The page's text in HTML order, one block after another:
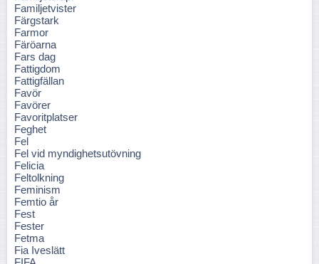
Familjetvister
Färgstark
Farmor
Färöarna
Fars dag
Fattigdom
Fattigfällan
Favör
Favörer
Favoritplatser
Feghet
Fel
Fel vid myndighetsutövning
Felicia
Feltolkning
Feminism
Femtio år
Fest
Fester
Fetma
Fia Iveslätt